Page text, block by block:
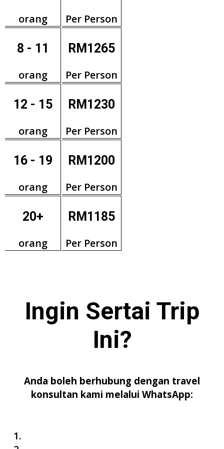
orang Per Person
8 - 11
orang
RM1265
Per Person
12 - 15
orang
RM1230
Per Person
16 - 19
orang
RM1200
Per Person
20+
orang
RM1185
Per Person
Ingin Sertai Trip
Ini?
Anda boleh berhubung dengan travel
konsultan kami melalui WhatsApp: